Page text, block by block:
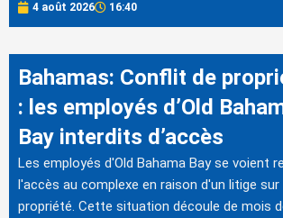
4 août 2026 16:40
Bahamas: Conflit de
: les employés d’Old
Bay interdits d’accès
Les employés d'Old Bahama Bay se voient
l'accès au complexe en raison d'un litige sur
propriété. Cette situation découle de mois